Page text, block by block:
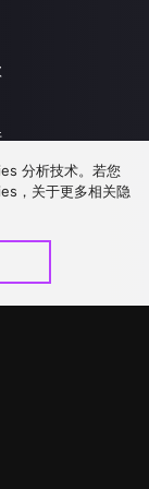
分析技术。若您
，关于更多相关隐